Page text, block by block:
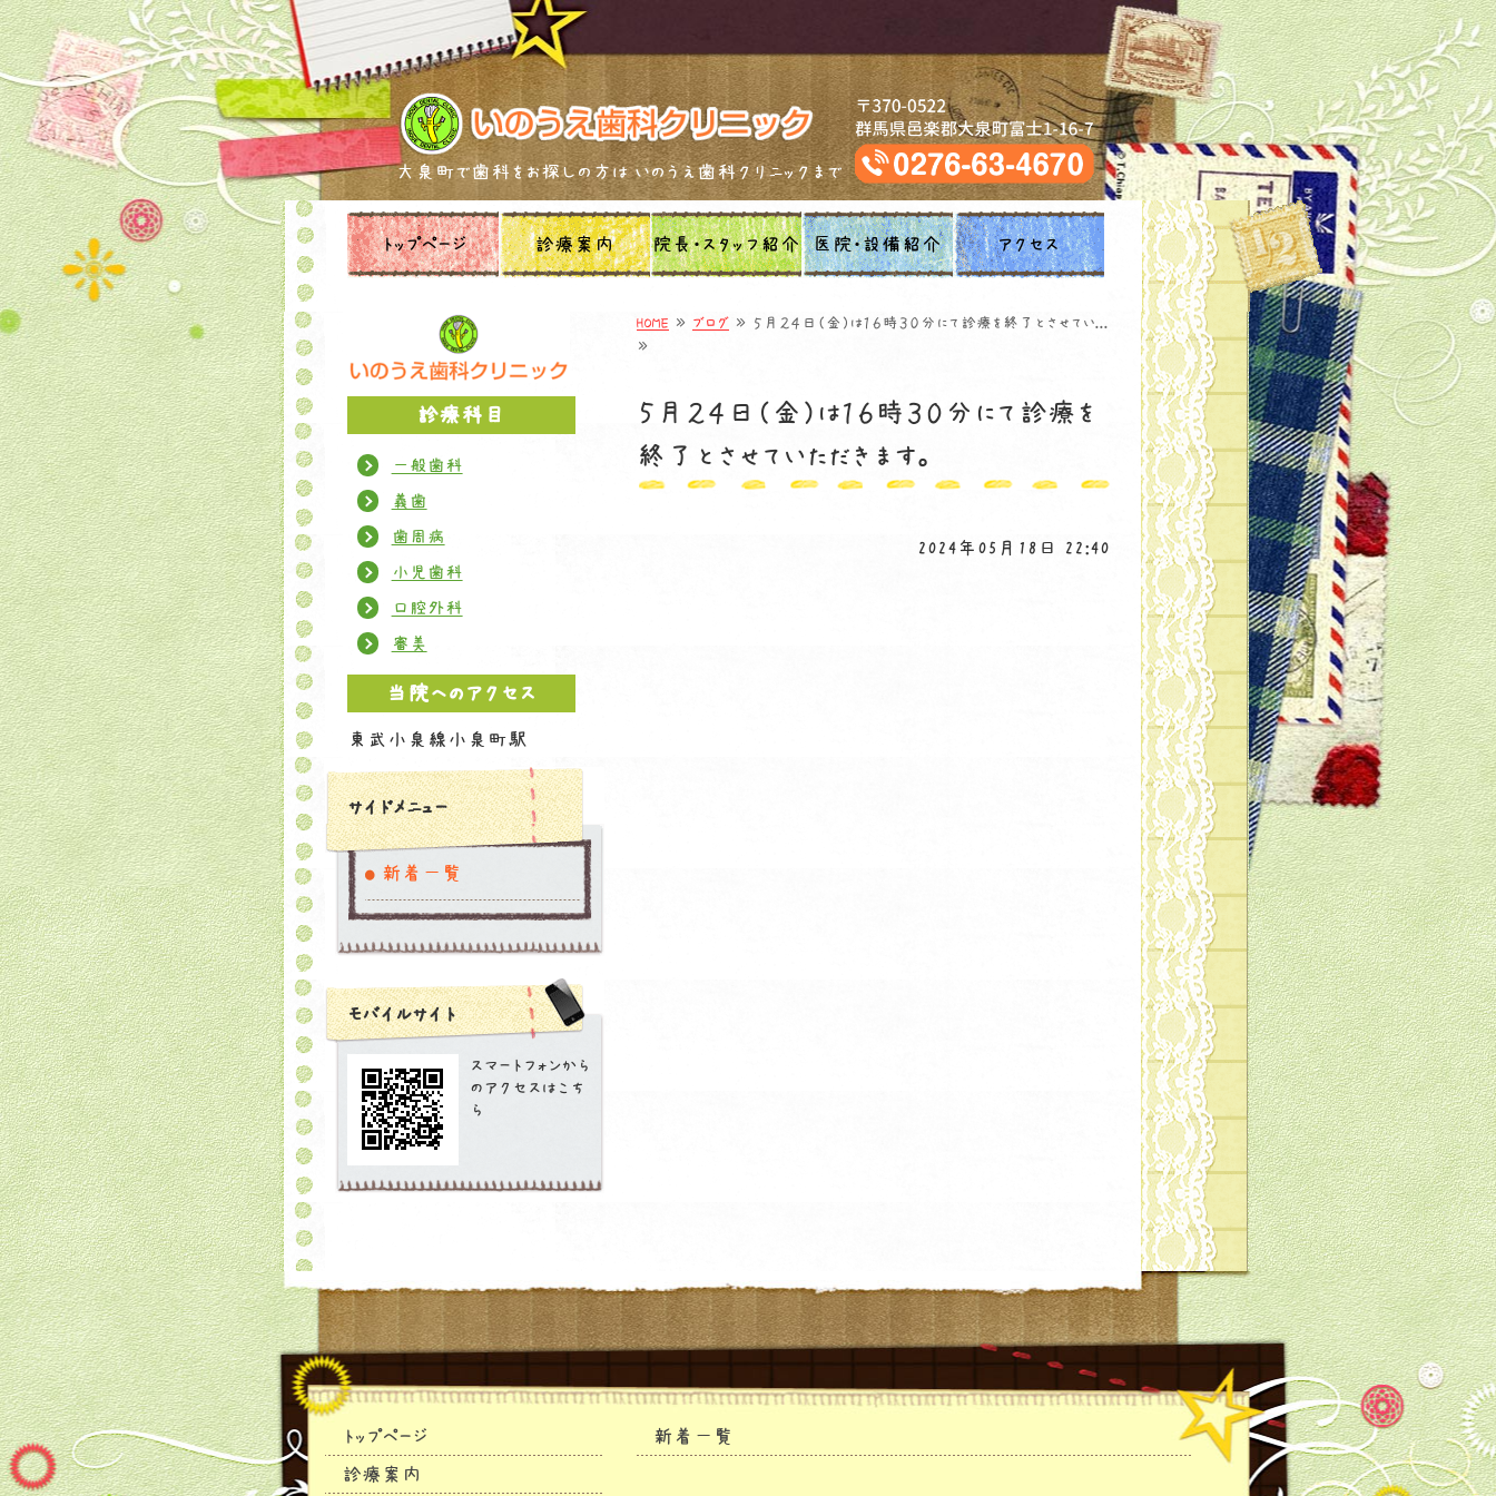
タイトルサンプル
大泉町で歯科をお探しの方は いのうえ歯科クリニックまで
トップページ 診療案内 院長・スタッフ紹介 医院・設備紹介 アクセス
HOME ≫ ブログ ≫ ５月２４日（金）は１６時３０分にて診療を終了とさせてい...
≫
５月２４日（金）は１６時３０分にて診療を
終了とさせていただきます。
2024年05月18日 22:40
診療科目
一般歯科
義歯
歯周病
小児歯科
口腔外科
審美
当院へのアクセス
東武小泉線小泉町駅
サイドメニュー
新着一覧
モバイルサイト
スマートフォンから
のアクセスはこち
ら
トップページ
診療案内
新着一覧